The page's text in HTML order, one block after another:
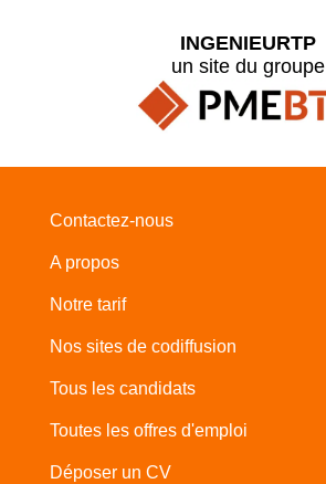
INGENIEURTP
un site du groupe
Contactez-nous
A propos
Notre tarif
Nos sites de codiffusion
Tous les candidats
Toutes les offres d'emploi
Déposer un CV